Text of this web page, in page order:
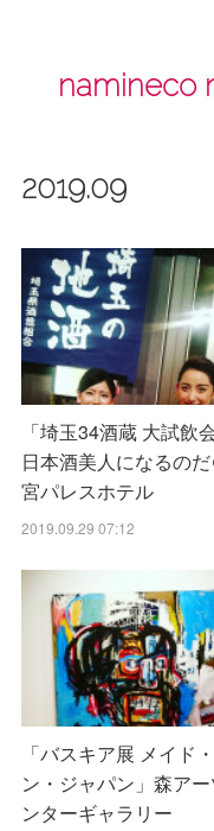
namineco
2019.09
「埼玉34酒蔵 大試飲会
日本酒美人になるの
宮パレスホテル
2019.09.29 07:12
「バスキア展 メイド
ン・ジャパン」森ア
ンターギャラリー